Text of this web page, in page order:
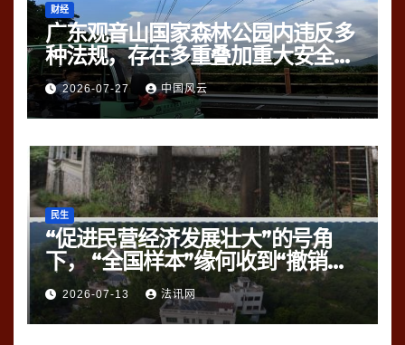
财经
广东观音山国家森林公园内违反多
种法规，存在多重叠加重大安全风
险2026-07-27 中国风云
民生
“促进民营经济发展壮大”的号角
下， “全国样本”缘何收到“撤销
令”？
2026-07-13 法讯网